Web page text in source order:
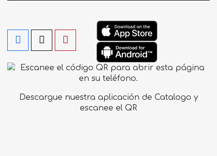
Descargue nuestra aplicación de Catalogo y
escanee el QR